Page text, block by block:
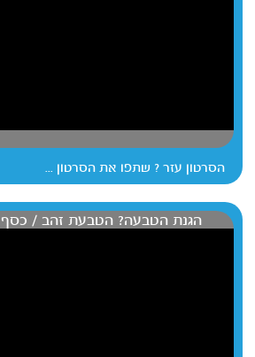
הסרטון עזר ? שתפו את הסרטון ...
הגנת הטבעה? הטבעת זהב / כסף